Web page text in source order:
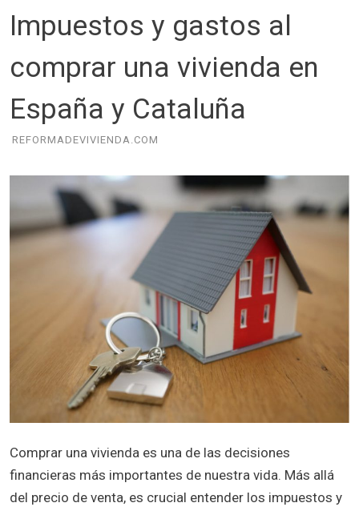
Impuestos y gastos al
comprar una vivienda en
España y Cataluña
REFORMADEVIVIENDA.COM
Comprar una vivienda es una de las decisiones
financieras más importantes de nuestra vida. Más allá
del precio de venta, es crucial entender los impuestos y